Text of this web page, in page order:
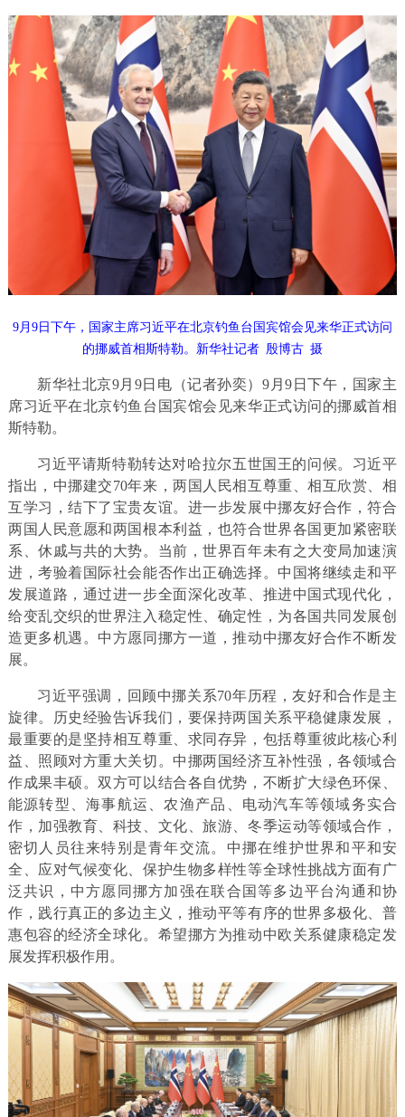
9月9日下午，国家主席习近平在北京钓鱼台国宾馆会见来华正式访问
的挪威首相斯特勒。新华社记者 殷博古 摄
新华社北京9月9日电（记者孙奕）9月9日下午，国家主
席习近平在北京钓鱼台国宾馆会见来华正式访问的挪威首相
斯特勒。
习近平请斯特勒转达对哈拉尔五世国王的问候。习近平
指出，中挪建交70年来，两国人民相互尊重、相互欣赏、相
互学习，结下了宝贵友谊。进一步发展中挪友好合作，符合
两国人民意愿和两国根本利益，也符合世界各国更加紧密联
系、休戚与共的大势。当前，世界百年未有之大变局加速演
进，考验着国际社会能否作出正确选择。中国将继续走和平
发展道路，通过进一步全面深化改革、推进中国式现代化，
给变乱交织的世界注入稳定性、确定性，为各国共同发展创
造更多机遇。中方愿同挪方一道，推动中挪友好合作不断发
展。
习近平强调，回顾中挪关系70年历程，友好和合作是主
旋律。历史经验告诉我们，要保持两国关系平稳健康发展，
最重要的是坚持相互尊重、求同存异，包括尊重彼此核心利
益、照顾对方重大关切。中挪两国经济互补性强，各领域合
作成果丰硕。双方可以结合各自优势，不断扩大绿色环保、
能源转型、海事航运、农渔产品、电动汽车等领域务实合
作，加强教育、科技、文化、旅游、冬季运动等领域合作，
密切人员往来特别是青年交流。中挪在维护世界和平和安
全、应对气候变化、保护生物多样性等全球性挑战方面有广
泛共识，中方愿同挪方加强在联合国等多边平台沟通和协
作，践行真正的多边主义，推动平等有序的世界多极化、普
惠包容的经济全球化。希望挪方为推动中欧关系健康稳定发
展发挥积极作用。